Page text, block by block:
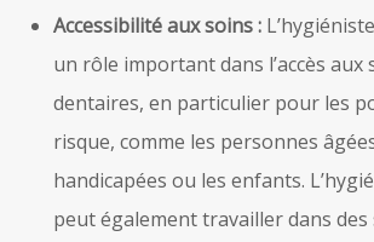
Accessibilité aux soins :
un rôle important dans l’accès aux
dentaires, en particulier pour les
risque, comme les personnes
handicapées ou les enfants.
peut également travailler dans